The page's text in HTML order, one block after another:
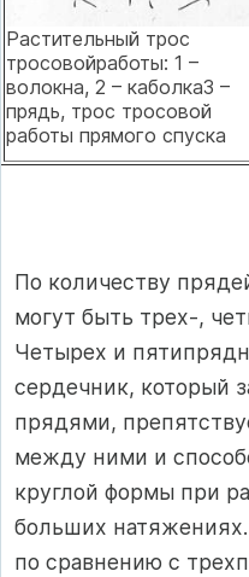
Растительный трос
тросовойработы: 1 –
волокна, 2 – каболка3 –
прядь, трос тросовой
работы прямого спуска
По количеству
могут быть трех-,
Четырех и
сердечник, который
прядями,
между ними и
круглой формы при
больших
по сравнению с